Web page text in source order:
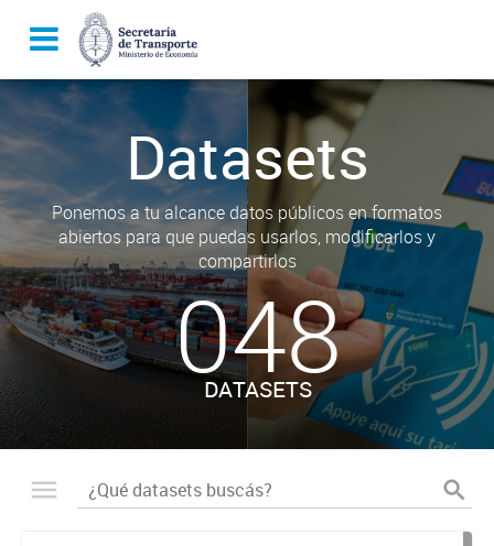
Datasets
Ponemos a tu alcance datos públicos en formatos
abiertos para que puedas usarlos, modificarlos y
compartirlos
048
DATASETS